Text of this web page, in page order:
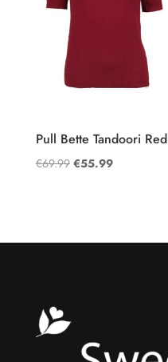
Pull Bette Tandoori Red
€69.99 Oorspronkelijke
€55.99Huidige